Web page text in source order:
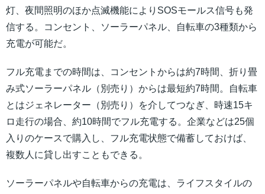
灯、夜間照明のほか点滅機能によりSOSモールス信号も発
信する。コンセント、ソーラーパネル、自転車の3種類から
充電が可能だ。
フル充電までの時間は、コンセントからは約7時間、折り畳
み式ソーラーパネル（別売り）からは最短約7時間。自転車
とはジェネレーター（別売り）を介してつなぎ、時速15キ
ロ走行の場合、約10時間でフル充電する。企業などは25個
入りのケースで購入し、フル充電状態で備蓄しておけば、
複数人に貸し出すこともできる。
ソーラーパネルや自転車からの充電は、ライフスタイルの